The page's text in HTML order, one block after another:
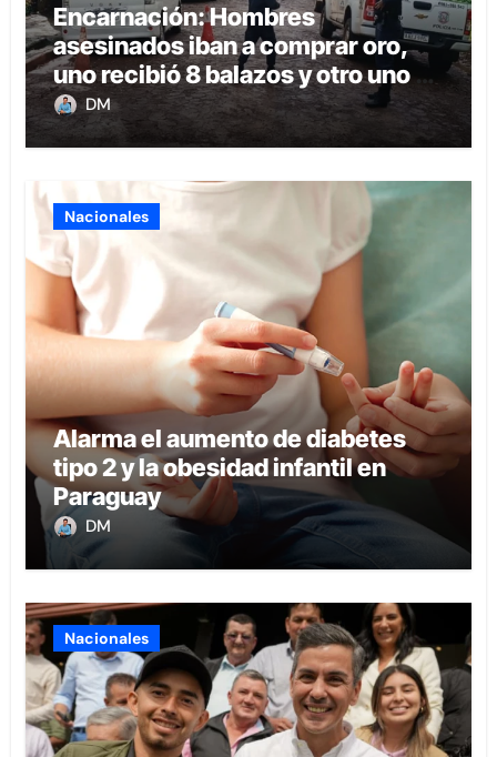
Encarnación: Hombres
asesinados iban a comprar oro,
uno recibió 8 balazos y otro uno en
la boca
DM
Nacionales
Alarma el aumento de diabetes
tipo 2 y la obesidad infantil en
Paraguay
DM
Nacionales